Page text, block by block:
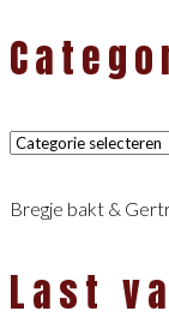
Categorieën
Bregje bakt &
Last